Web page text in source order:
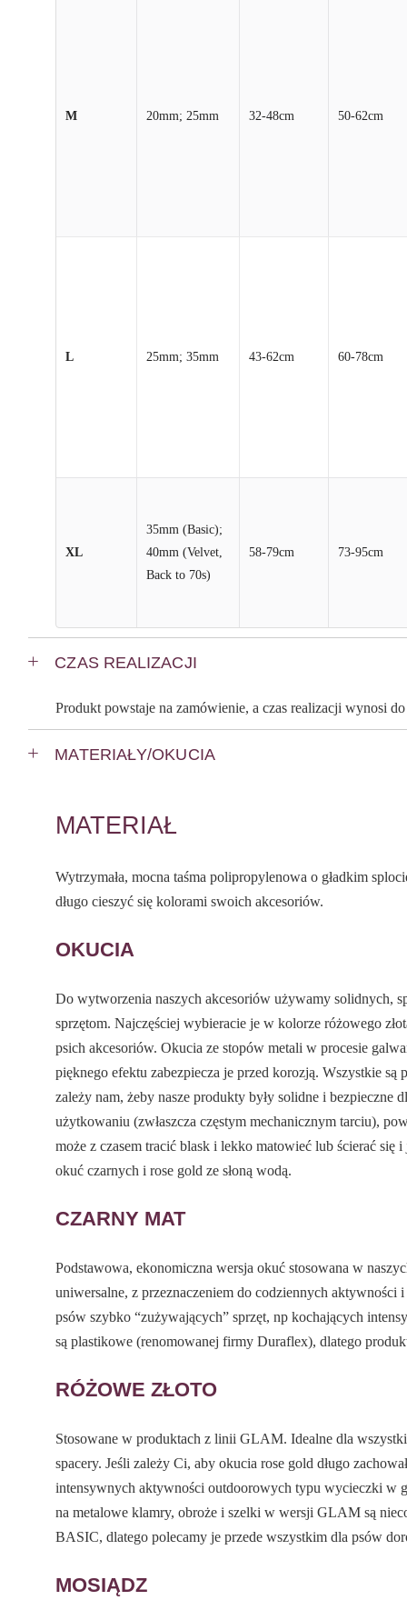
M 20mm; 25mm 32-48cm 50-62cm
L 25mm; 35mm 43-62cm 60-78cm
XL
35mm (Basic);
40mm (Velvet,
Back to 70s)
58-79cm 73-95cm
CZAS REALIZACJI
Produkt powstaje na zamówienie, a czas realizacji wynosi
MATERIAŁY/OKUCIA
MATERIAŁ
Wytrzymała, mocna taśma polipropylenowa o gładkim
długo cieszyć się kolorami swoich akcesoriów.
OKUCIA
Do wytworzenia naszych akcesoriów używamy solidnych,
sprzętom. Najczęściej wybieracie je w kolorze różowego
psich akcesoriów. Okucia ze stopów metali w procesie
pięknego efektu zabezpiecza je przed korozją. Wszystkie
zależy nam, żeby nasze produkty były solidne i
użytkowaniu (zwłaszcza częstym mechanicznym tarciu),
może z czasem tracić blask i lekko matowieć lub ścierać się
okuć czarnych i rose gold ze słoną wodą.
CZARNY MAT
Podstawowa, ekonomiczna wersja okuć stosowana w
uniwersalne, z przeznaczeniem do codziennych aktywności
psów szybko “zużywających” sprzęt, np kochających
są plastikowe (renomowanej firmy Duraflex), dlatego
RÓŻOWE ZŁOTO
Stosowane w produktach z linii GLAM. Idealne dla
spacery. Jeśli zależy Ci, aby okucia rose gold długo
intensywnych aktywności outdoorowych typu wycieczki w
na metalowe klamry, obroże i szelki w wersji GLAM są
BASIC, dlatego polecamy je przede wszystkim dla psów
MOSIĄDZ